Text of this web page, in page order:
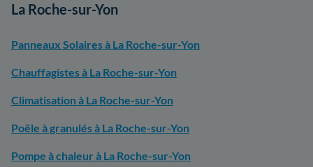
La Roche-sur-Yon
Panneaux Solaires à La Roche-sur-Yon
Chauffagistes à La Roche-sur-Yon
Climatisation à La Roche-sur-Yon
Poêle à granulés à La Roche-sur-Yon
Pompe à chaleur à La Roche-sur-Yon